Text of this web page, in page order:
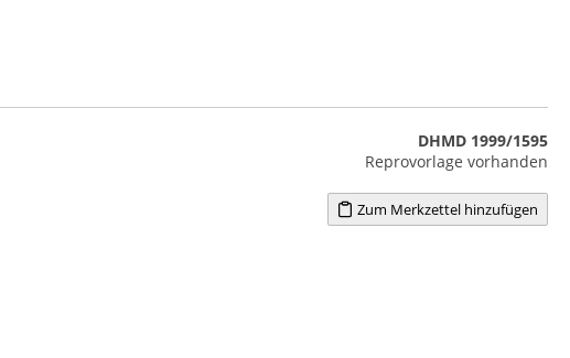
DHMD 1999/1595
Reprovorlage vorhanden
Zum Merkzettel hinzufügen